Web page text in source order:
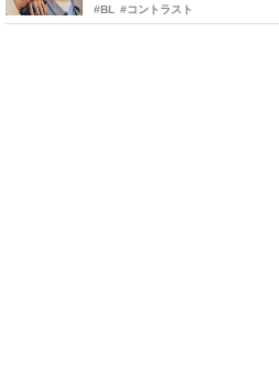
#BL #コントラスト